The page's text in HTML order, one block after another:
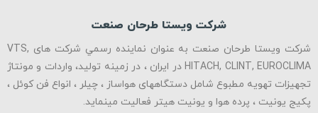
شرکت ویستا طرحان صنعت
شرکت ویستا طرحان صنعت به عنوان نماينده رسمي شرکت های VTS,
HITACH, CLINT, EUROCLIMA در ایران ، در زمینه تولید، واردات و مونتاژ
تجهیزات تهویه مطبوع شامل دستگاههای هواساز ، چیلر ، انواع فن کوئل ،
پکیج یونیت ، پرده هوا و یونیت هیتر فعالیت مینماید.